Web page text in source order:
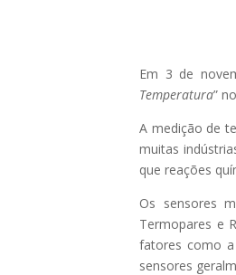
Em 3 de
Temperatura”
A medição de
muitas
que reações
Os sensores
Termopares e
fatores como a
sensores